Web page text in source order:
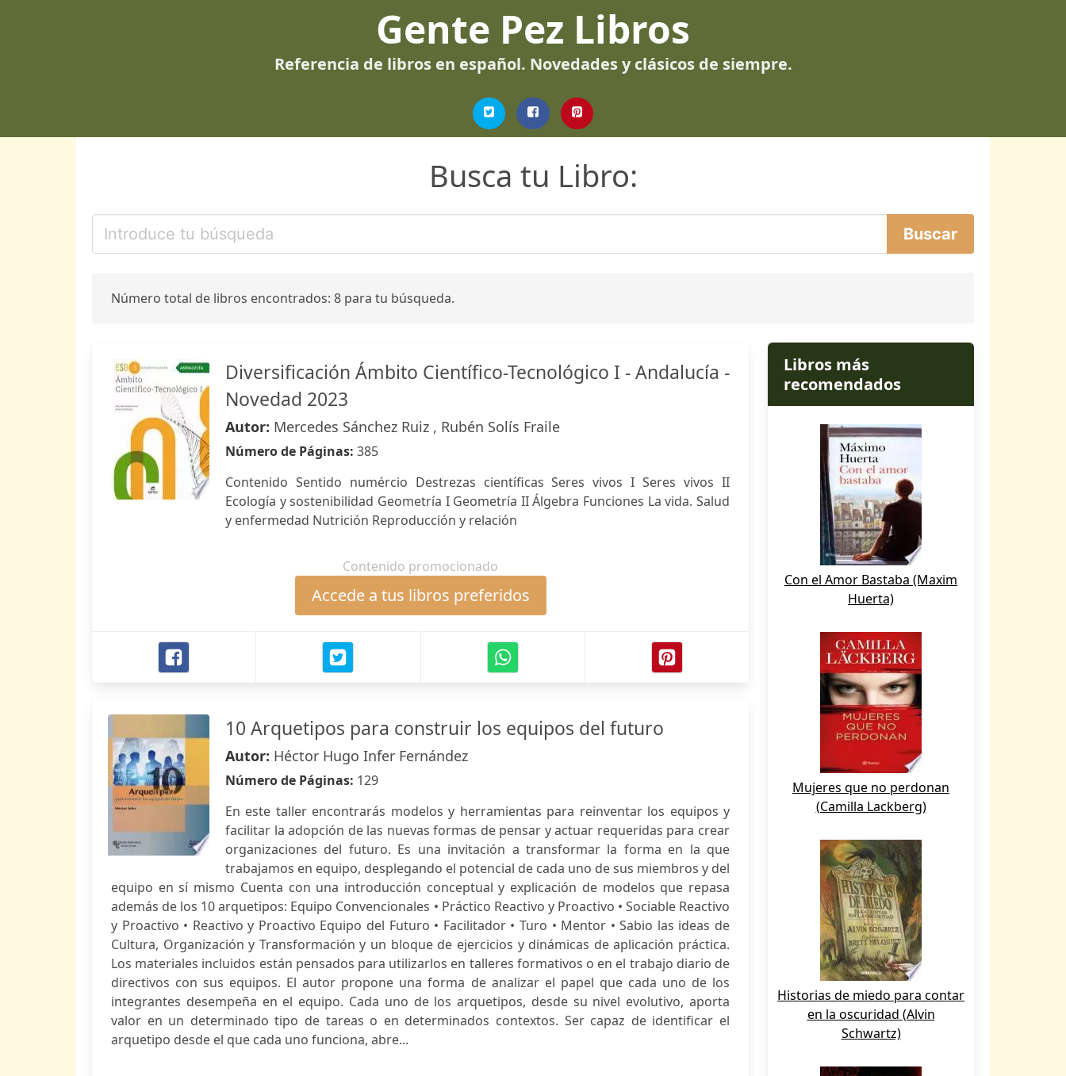
Gente Pez Libros
Referencia de libros en español. Novedades y clásicos de siempre.
Busca tu Libro:
Número total de libros encontrados: 8 para tu búsqueda.
Diversificación Ámbito Científico-Tecnológico I - Andalucía -
Novedad 2023
Autor: Mercedes Sánchez Ruiz , Rubén Solís Fraile
Número de Páginas: 385
Contenido Sentido numércio Destrezas científicas Seres vivos I Seres vivos II
Ecología y sostenibilidad Geometría I Geometría II Álgebra Funciones La vida. Salud
y enfermedad Nutrición Reproducción y relación
Contenido promocionado
Accede a tus libros preferidos
10 Arquetipos para construir los equipos del futuro
Autor: Héctor Hugo Infer Fernández
Número de Páginas: 129
En este taller encontrarás modelos y herramientas para reinventar los equipos y
facilitar la adopción de las nuevas formas de pensar y actuar requeridas para crear
organizaciones del futuro. Es una invitación a transformar la forma en la que
trabajamos en equipo, desplegando el potencial de cada uno de sus miembros y del
equipo en sí mismo Cuenta con una introducción conceptual y explicación de modelos que repasa
además de los 10 arquetipos: Equipo Convencionales • Práctico Reactivo y Proactivo • Sociable Reactivo
y Proactivo • Reactivo y Proactivo Equipo del Futuro • Facilitador • Turo • Mentor • Sabio las ideas de
Cultura, Organización y Transformación y un bloque de ejercicios y dinámicas de aplicación práctica.
Los materiales incluidos están pensados para utilizarlos en talleres formativos o en el trabajo diario de
directivos con sus equipos. El autor propone una forma de analizar el papel que cada uno de los
integrantes desempeña en el equipo. Cada uno de los arquetipos, desde su nivel evolutivo, aporta
valor en un determinado tipo de tareas o en determinados contextos. Ser capaz de identificar el
arquetipo desde el que cada uno funciona, abre...
Libros más
recomendados
Con el Amor Bastaba (Maxim
Huerta)
Mujeres que no perdonan
(Camilla Lackberg)
Historias de miedo para contar
en la oscuridad (Alvin
Schwartz)